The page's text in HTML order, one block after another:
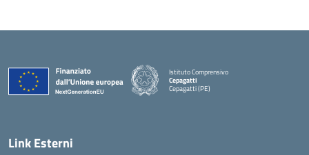
Istituto Comprensivo
Cepagatti
Cepagatti (PE)
— Visita la pagina iniziale della scuola
Link Esterni